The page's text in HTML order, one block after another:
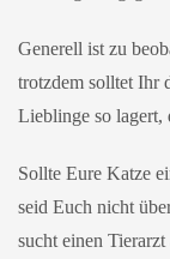
Generell ist zu
trotzdem solltet Ihr
Lieblinge so lagert,
Sollte Eure Katze
seid Euch nicht
sucht einen Tierarzt